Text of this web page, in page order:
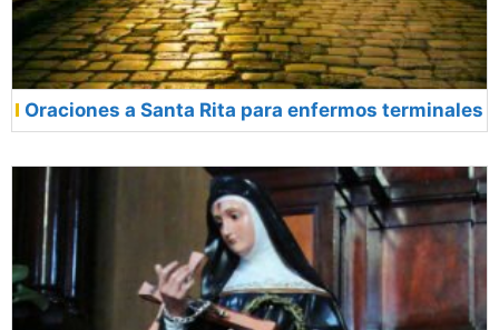
Oraciones a Santa Rita para enfermos terminales